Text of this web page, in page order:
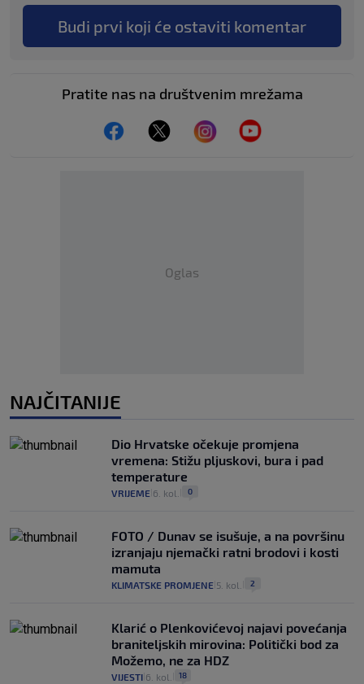
Budi prvi koji će ostaviti komentar
Pratite nas na društvenim mrežama
Oglas
NAJČITANIJE
Dio Hrvatske očekuje promjena
vremena: Stižu pljuskovi, bura i pad
temperature
VRIJEME 6. kol. 0
FOTO / Dunav se isušuje, a na površinu
izranjaju njemački ratni brodovi i kosti
mamuta
KLIMATSKE PROMJENE 5. kol. 2
Klarić o Plenkovićevoj najavi povećanja
braniteljskih mirovina: Politički bod za
Možemo, ne za HDZ
VIJESTI 6. kol. 18